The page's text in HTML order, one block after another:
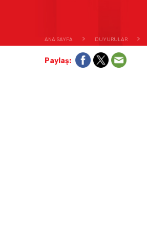
ANA SAYFA DUYURULAR
Paylaş: